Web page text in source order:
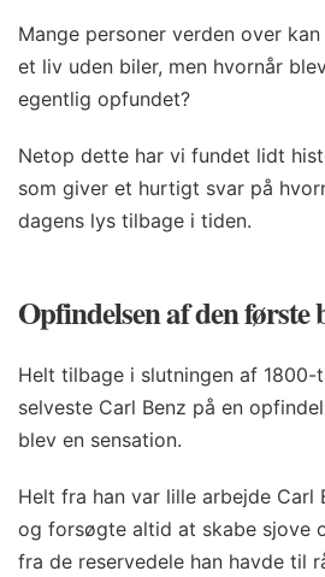
Mange personer verden over
et liv uden biler, men hvornår
egentlig opfundet?
Netop dette har vi fundet lidt
som giver et hurtigt svar på
dagens lys tilbage i tiden.
Opfindelsen af den første
Helt tilbage i slutningen af 1800-
selveste Carl Benz på en
blev en sensation.
Helt fra han var lille arbejde Carl
og forsøgte altid at skabe sjove
fra de reservedele han havde til